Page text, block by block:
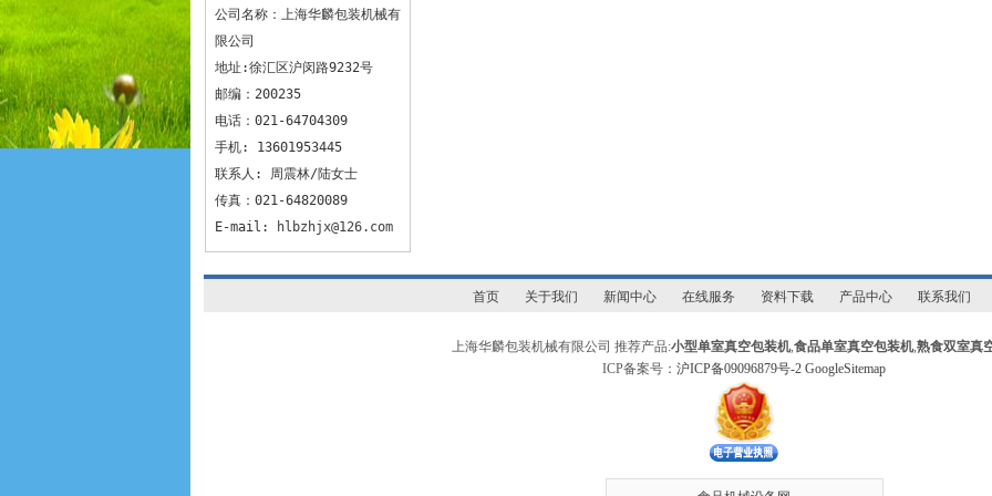
公司名称：上海华麟包装机械有
限公司
地址:徐汇区沪闵路9232号
邮编：200235
电话：021-64704309
手机: 13601953445
联系人: 周震林/陆女士
传真：021-64820089
E-mail:
hlbzhjx@126.com
首页 关于我们 新闻中心 在线服务 资料下载 产品中心 联系我们
上海华麟包装机械有限公司 推荐产品:小型单室真空包装机,食品单室真空包装机,熟食双室真
ICP备案号： 沪ICP备09096879号-2 GoogleSitemap